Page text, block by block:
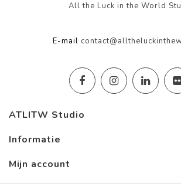
All the Luck in the World
E-mail
ATLITW Studio
Informatie
Mijn account